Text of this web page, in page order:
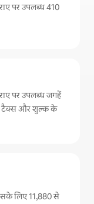
पर उपलब्ध 410
पर उपलब्ध जगहें
हैं, टैक्स और शुल्क के
लिए 11,880 से